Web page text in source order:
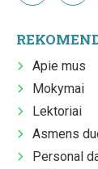
Apie mus
Mokymai
Lektoriai
Asmens
Personal